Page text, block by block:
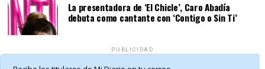
La presentadora de ‘El Chicle’, Caro Abadía
debuta como cantante con ‘Contigo o Sin Ti’
PUBLICIDAD